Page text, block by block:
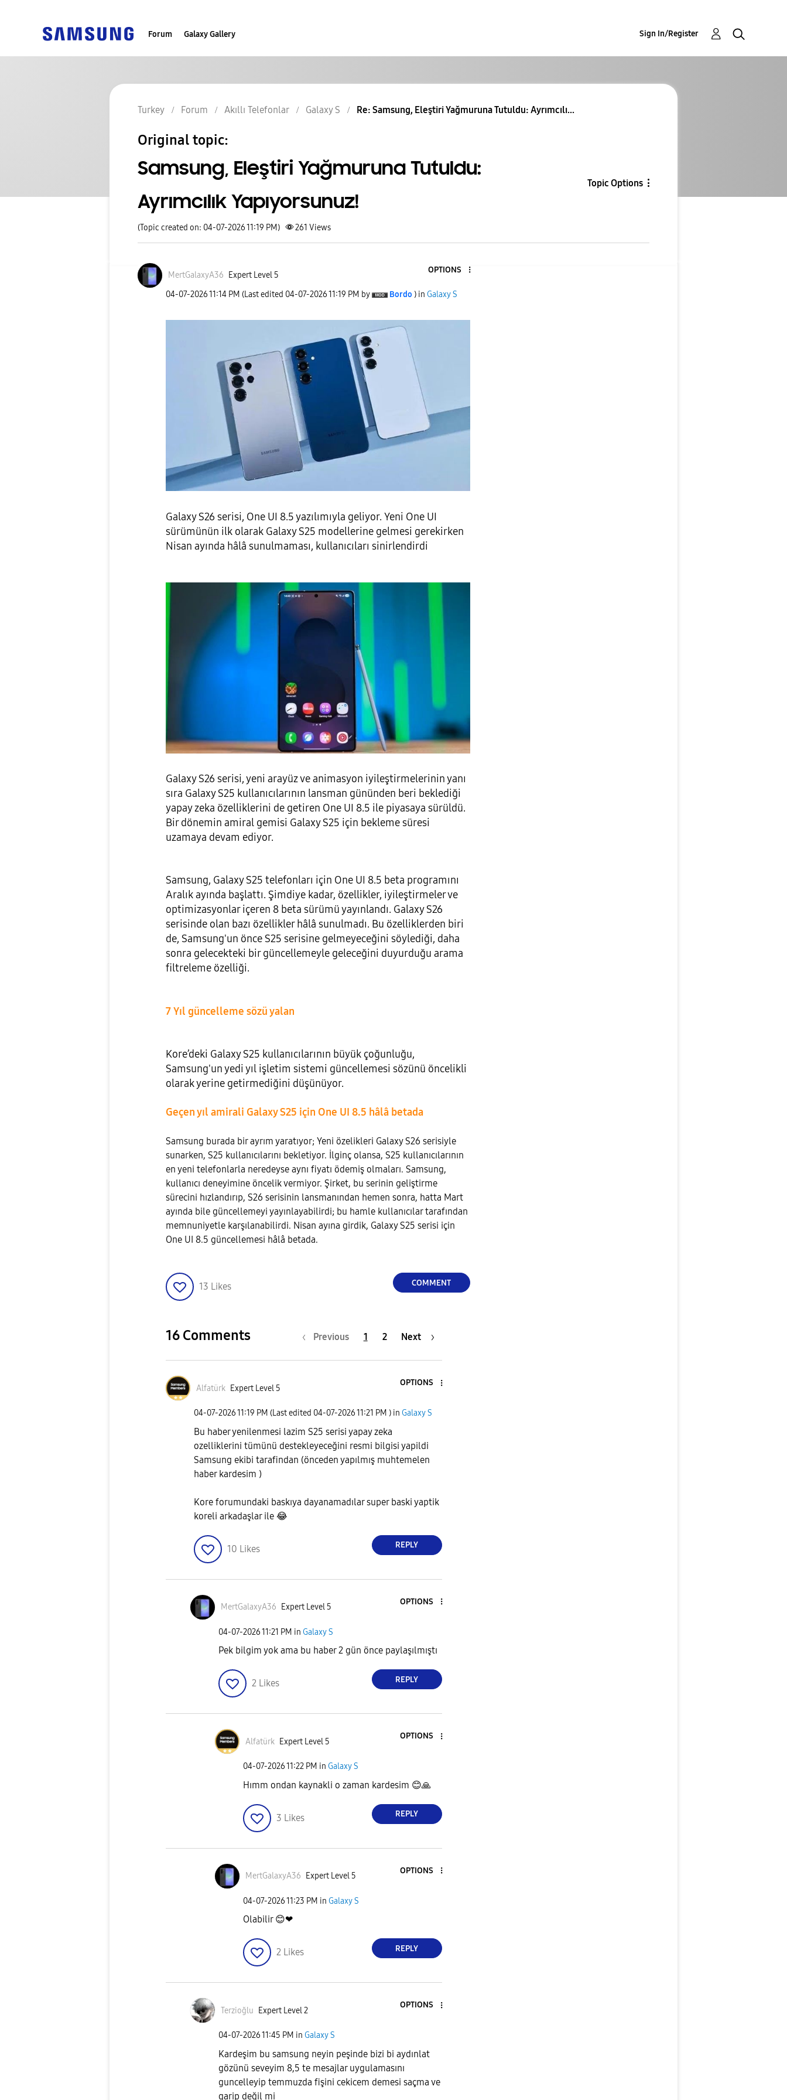
Forum Galaxy Gallery Sign In/Register
Turkey Forum Akıllı Telefonlar Galaxy S Re: Samsung, Eleştiri Yağmuruna Tutuldu: Ayrımcılı...
Original topic:
Samsung, Eleştiri Yağmuruna Tutuldu:
Ayrımcılık Yapıyorsunuz!
Topic Options
(Topic created on: 04-07-2026 11:19 PM) 261 Views
MertGalaxyA36 Expert Level 5
OPTIONS
‎04-07-202611:14 PM (Last edited ‎04-07-202611:19 PM by Bordo ) in Galaxy S
Galaxy S26 serisi, One UI 8.5 yazılımıyla geliyor. Yeni One UI
sürümünün ilk olarak Galaxy S25 modellerine gelmesi gerekirken
Nisan ayında hâlâ sunulmaması, kullanıcıları sinirlendirdi
Galaxy S26 serisi, yeni arayüz ve animasyon iyileştirmelerinin yanı
sıra Galaxy S25 kullanıcılarının lansman gününden beri beklediği
yapay zeka özelliklerini de getiren One UI 8.5 ile piyasaya sürüldü.
Bir dönemin amiral gemisi Galaxy S25 için bekleme süresi
uzamaya devam ediyor.
Samsung, Galaxy S25 telefonları için One UI 8.5 beta programını
Aralık ayında başlattı. Şimdiye kadar, özellikler, iyileştirmeler ve
optimizasyonlar içeren 8 beta sürümü yayınlandı. Galaxy S26
serisinde olan bazı özellikler hâlâ sunulmadı. Bu özelliklerden biri
de, Samsung'un önce S25 serisine gelmeyeceğini söylediği, daha
sonra gelecekteki bir güncellemeyle geleceğini duyurduğu arama
filtreleme özelliği.
7 Yıl güncelleme sözü yalan
Kore’deki Galaxy S25 kullanıcılarının büyük çoğunluğu,
Samsung'un yedi yıl işletim sistemi güncellemesi sözünü öncelikli
olarak yerine getirmediğini düşünüyor.
Geçen yıl amirali Galaxy S25 için One UI 8.5 hâlâ betada
Samsung burada bir ayrım yaratıyor; Yeni özelikleri Galaxy S26 serisiyle
sunarken, S25 kullanıcılarını bekletiyor. İlginç olansa, S25 kullanıcılarının
en yeni telefonlarla neredeyse aynı fiyatı ödemiş olmaları. Samsung,
kullanıcı deneyimine öncelik vermiyor. Şirket, bu serinin geliştirme
sürecini hızlandırıp, S26 serisinin lansmanından hemen sonra, hatta Mart
ayında bile güncellemeyi yayınlayabilirdi; bu hamle kullanıcılar tarafından
memnuniyetle karşılanabilirdi. Nisan ayına girdik, Galaxy S25 serisi için
One UI 8.5 güncellemesi hâlâ betada.
13 Likes COMMENT
16 Comments Previous 1 2 Next
Alfatürk Expert Level 5
OPTIONS
‎04-07-202611:19 PM (Last edited ‎04-07-202611:21 PM ) in Galaxy S
Bu haber yenilenmesi lazim S25 serisi yapay zeka
ozelliklerini tümünü destekleyeceğini resmi bilgisi yapildi
Samsung ekibi tarafindan (önceden yapılmış muhtemelen
haber kardesim )
Kore forumundaki baskıya dayanamadılar super baski yaptik
koreli arkadaşlar ile 😂
10 Likes REPLY
MertGalaxyA36 Expert Level 5
OPTIONS
‎04-07-202611:21 PM in Galaxy S
Pek bilgim yok ama bu haber 2 gün önce paylaşılmıştı
2 Likes REPLY
Alfatürk Expert Level 5
OPTIONS
‎04-07-202611:22 PM in Galaxy S
Hımm ondan kaynakli o zaman kardesim 😊🙏
3 Likes REPLY
MertGalaxyA36 Expert Level 5
OPTIONS
‎04-07-202611:23 PM in Galaxy S
Olabilir 😊❤
2 Likes REPLY
Terzioğlu Expert Level 2
OPTIONS
‎04-07-202611:45 PM in Galaxy S
Kardeşim bu samsung neyin peşinde bizi bi aydınlat
gözünü seveyim 8,5 te mesajlar uygulamasını
guncelleyip temmuzda fişini cekicem demesi saçma ve
garip değil mi